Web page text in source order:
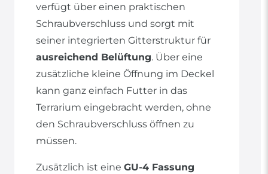
verfügt über einen praktischen
Schraubverschluss und sorgt mit
seiner integrierten Gitterstruktur für
ausreichend Belüftung. Über eine
zusätzliche kleine Öffnung im Deckel
kann ganz einfach Futter in das
Terrarium eingebracht werden, ohne
den Schraubverschluss öffnen zu
müssen.
Zusätzlich ist eine GU-4 Fassung